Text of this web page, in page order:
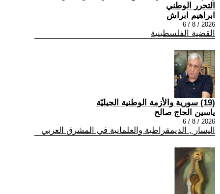
التحرر الوطني
ابراهيم ابراش
2026 / 8 / 6
القضية الفلسطينية
(19) سورية والأزمة الوطنية الجيليّة
ياسين الحاج صالح
2026 / 8 / 6
اليسار , الديمقراطية والعلمانية في المشرق العربي